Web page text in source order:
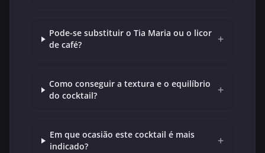
Pode-se substituir o Tia Maria ou o licor
de café?
+
Como conseguir a textura e o equilíbrio
do cocktail?
+
Em que ocasião este cocktail é mais
indicado?
+